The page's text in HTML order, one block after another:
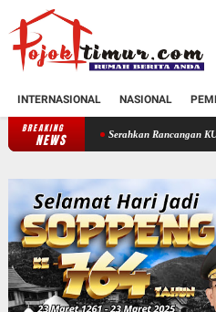
INTERNASIONAL NASIONAL
BREAKING
NEWS
Serahkan Rancangan KUA-PPAS 2027,